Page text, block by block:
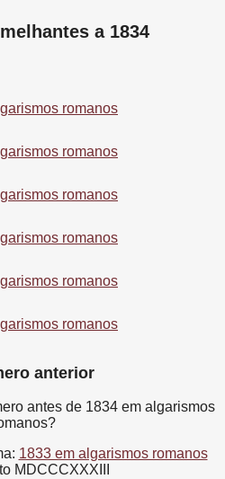
a 1834
romanos
romanos
romanos
romanos
romanos
romanos
anterior
antes de 1834 em algarismos
1833 em algarismos romanos
MDCCCXXXIII